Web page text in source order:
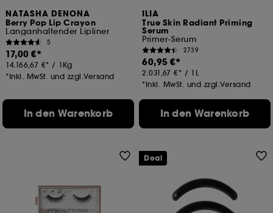
NATASHA DENONA
Berry Pop Lip Crayon
Langanhaltender Lipliner
5
17,00 €
14.166,67 € / 1Kg
*Inkl. MwSt. und zzgl.Versand
In den Warenkorb
ILIA
True Skin Radiant Priming
Serum
Primer-Serum
2739
60,95 €
2.031,67 € / 1L
*Inkl. MwSt. und zzgl.Versand
In den Warenkorb
Deal